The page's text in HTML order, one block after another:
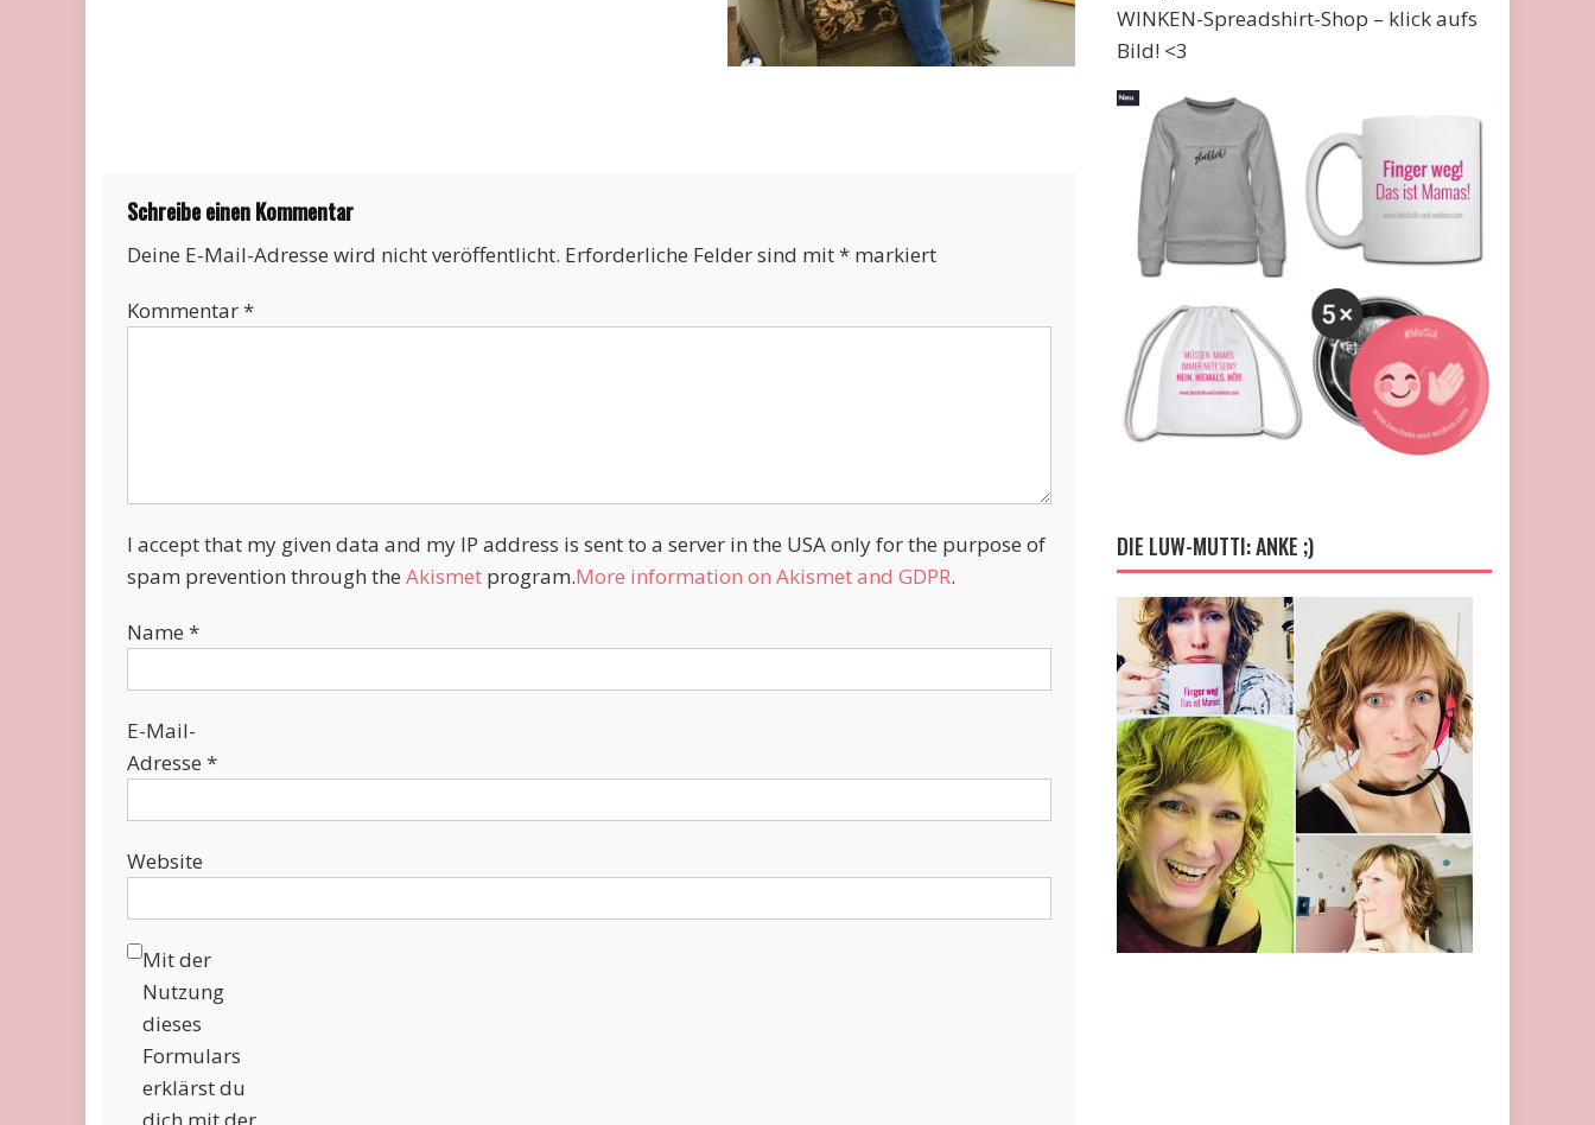
Schreibe einen Kommentar
Deine E-Mail-Adresse wird nicht veröffentlicht. Erforderliche Felder sind mit* markiert
Kommentar*
I accept that my given data and my IP address is sent to a server in the USA only for the purpose of
spam prevention through the Akismet program.More information on Akismet and GDPR.
Name *
E-Mail-
Adresse *
Website
Mit der
Nutzung
dieses
Formulars
erklärst du
WINKEN-Spreadshirt-Shop – klick aufs
Bild! <3
DIE LUW-MUTTI: ANKE ;)